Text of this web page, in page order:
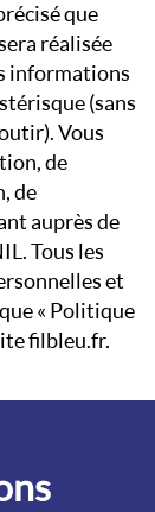
que
réalisée
informations
(sans
Vous
de
de
auprès de
Tous les
et
« Politique
filbleu.fr.